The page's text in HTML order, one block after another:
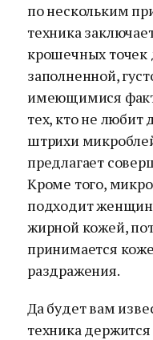
по нескольким
техника
крошечных точек
заполненной,
имеющимися
тех, кто не
штрихи
предлагает
Кроме того,
подходит
жирной кожей,
принимается
раздражения.
Да будет вам
техника